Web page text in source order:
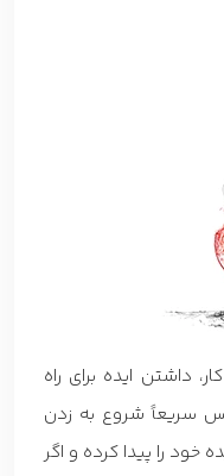
داشتن ایده برای راه
سریعاً شروع به زدن
خود را پیدا کرده و اگر